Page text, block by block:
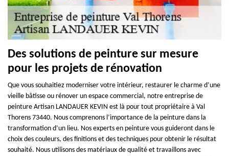
Des solutions de peinture sur mesure
pour les projets de rénovation
Que vous souhaitiez moderniser votre intérieur, restaurer le charme d’une
vieille bâtisse ou rénover un espace commercial, notre entreprise de
peinture Artisan LANDAUER KEVIN est là pour tout propriétaire à Val
Thorens 73440. Nous comprenons l’importance de la peinture dans la
transformation d’un lieu. Nos experts en peinture vous guideront dans le
choix des couleurs, des finitions et des techniques pour obtenir le résultat
souhaité. Nous utilisons des matériaux de qualité et travaillons avec